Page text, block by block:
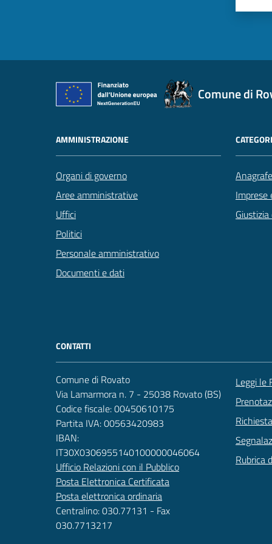
Comune di
AMMINISTRAZIONE
Organi di governo
Aree amministrative
Uffici
Politici
Personale amministrativo
Documenti e dati
Imprese
CONTATTI
Comune di Rovato
Via Lamarmora n. 7 - 25038 Rovato (BS)
Codice fiscale: 00450610175
Partita IVA: 00563420983
IBAN:
IT30X0306955140100000046064
Ufficio Relazioni con il Pubblico
Posta Elettronica Certificata
Posta elettronica ordinaria
Centralino: 030.77131 - Fax
030.7713217
Leggi le
Rubrica